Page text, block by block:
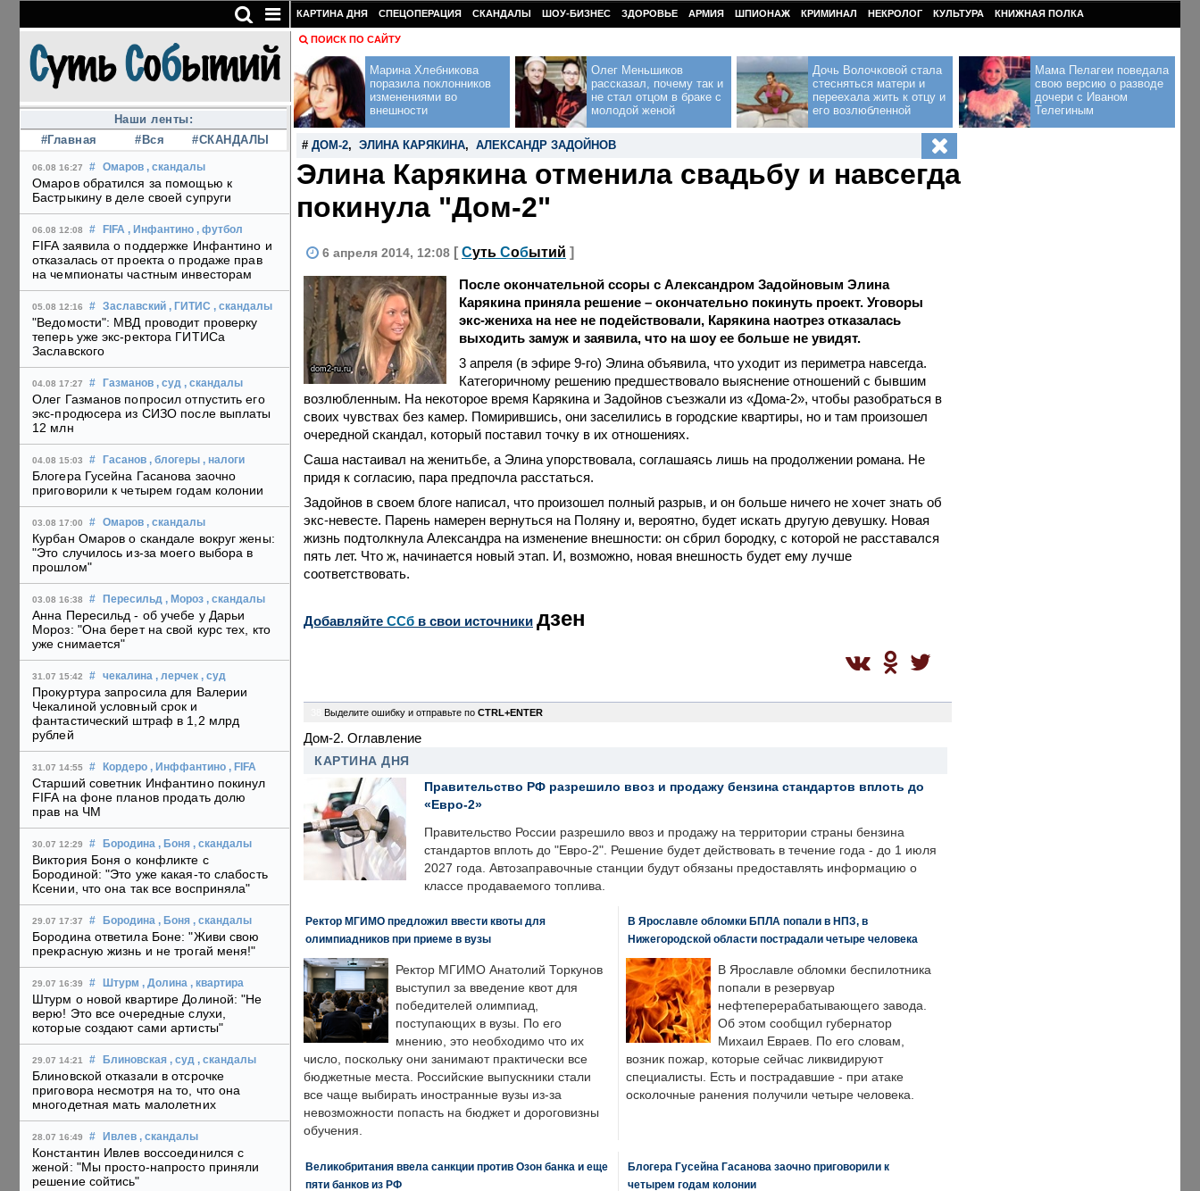
Наши ленты:
#Главная
#Вся #СКАНДАЛЫ
06.08 16:27 # Омаров , скандалы
Омаров обратился за помощью к
Бастрыкину в деле своей супруги
06.08 12:08 # FIFA , Инфантино , футбол
FIFA заявила о поддержке Инфантино и
отказалась от проекта о продаже прав
на чемпионаты частным инвесторам
05.08 12:16 # Заславский , ГИТИС , скандалы
"Ведомости": МВД проводит проверку
теперь уже экс-ректора ГИТИСа
Заславского
04.08 17:27 # Газманов , суд , скандалы
Олег Газманов попросил отпустить его
экс-продюсера из СИЗО после выплаты
12 млн
04.08 15:03 # Гасанов , блогеры , налоги
Блогера Гусейна Гасанова заочно
приговорили к четырем годам колонии
03.08 17:00 # Омаров , скандалы
Курбан Омаров о скандале вокруг жены:
"Это случилось из-за моего выбора в
прошлом"
03.08 16:38 # Пересильд , Мороз , скандалы
Анна Пересильд - об учебе у Дарьи
Мороз: "Она берет на свой курс тех, кто
уже снимается"
31.07 15:42 # чекалина , лерчек , суд
Прокуртура запросила для Валерии
Чекалиной условный срок и
фантастический штраф в 1,2 млрд
рублей
31.07 14:55 # Кордеро , Инффантино , FIFA
Старший советник Инфантино покинул
FIFA на фоне планов продать долю
прав на ЧМ
30.07 12:29 # Бородина , Боня , скандалы
Виктория Боня о конфликте с
Бородиной: "Это уже какая-то слабость
Ксении, что она так все восприняла"
29.07 17:37 # Бородина , Боня , скандалы
Бородина ответила Боне: "Живи свою
прекрасную жизнь и не трогай меня!"
29.07 16:39 # Штурм , Долина , квартира
Штурм о новой квартире Долиной: "Не
верю! Это все очередные слухи,
которые создают сами артисты"
29.07 14:21 # Блиновская , суд , скандалы
Блиновской отказали в отсрочке
приговора несмотря на то, что она
многодетная мать малолетних
28.07 16:49 # Ивлев , скандалы
Константин Ивлев воссоединился с
женой: "Мы просто-напросто приняли
решение сойтись"
КАРТИНА ДНЯ СПЕЦОПЕРАЦИЯ СКАНДАЛЫ ШОУ-БИЗНЕС ЗДОРОВЬЕ АРМИЯ ШПИОНАЖ КРИМИНАЛ НЕКРОЛОГ КУЛЬТУРА КНИЖНАЯ ПОЛКА
ПОИСК ПО САЙТУ
Марина Хлебникова
поразила поклонников
изменениями во
внешности
Олег Меньшиков
рассказал, почему так и
не стал отцом в браке с
молодой женой
Дочь Волочковой стала
стесняться матери и
переехала жить к отцу и
его возлюбленной
Мама Пелагеи поведала
свою версию о разводе
дочери с Иваном
Телегиным
# ДОМ-2, ЭЛИНА КАРЯКИНА, АЛЕКСАНДР ЗАДОЙНОВ
Элина Карякина отменила свадьбу и навсегда
покинула "Дом-2"
6 апреля 2014, 12:08 [ Суть Событий ]
dom2-ru.ru
После окончательной ссоры с Александром Задойновым Элина
Карякина приняла решение – окончательно покинуть проект. Уговоры
экс-жениха на нее не подействовали, Карякина наотрез отказалась
выходить замуж и заявила, что на шоу ее больше не увидят.
3 апреля (в эфире 9-го) Элина объявила, что уходит из периметра навсегда.
Категоричному решению предшествовало выяснение отношений с бывшим
возлюбленным. На некоторое время Карякина и Задойнов съезжали из «Дома-2», чтобы разобраться в
своих чувствах без камер. Помирившись, они заселились в городские квартиры, но и там произошел
очередной скандал, который поставил точку в их отношениях.
Саша настаивал на женитьбе, а Элина упорствовала, соглашаясь лишь на продолжении романа. Не
придя к согласию, пара предпочла расстаться.
Задойнов в своем блоге написал, что произошел полный разрыв, и он больше ничего не хочет знать об
экс-невесте. Парень намерен вернуться на Поляну и, вероятно, будет искать другую девушку. Новая
жизнь подтолкнула Александра на изменение внешности: он сбрил бородку, с которой не расставался
пять лет. Что ж, начинается новый этап. И, возможно, новая внешность будет ему лучше
соответствовать.
Добавляйте CСб в свои источники дзен
Выделите ошибку и отправьте по CTRL+ENTER
Дом-2. Оглавление
КАРТИНА ДНЯ
Правительство РФ разрешило ввоз и продажу бензина стандартов вплоть до
«Евро-2»
Правительство России разрешило ввоз и продажу на территории страны бензина
стандартов вплоть до "Евро-2". Решение будет действовать в течение года - до 1 июля
2027 года. Автозаправочные станции будут обязаны предоставлять информацию о
классе продаваемого топлива.
Ректор МГИМО предложил ввести квоты для
олимпиадников при приеме в вузы
Ректор МГИМО Анатолий Торкунов
выступил за введение квот для
победителей олимпиад,
поступающих в вузы. По его
мнению, это необходимо что их
число, поскольку они занимают практически все
бюджетные места. Российские выпускники стали
все чаще выбирать иностранные вузы из-за
невозможности попасть на бюджет и дороговизны
обучения.
В Ярославле обломки БПЛА попали в НПЗ, в
Нижегородской области пострадали четыре человека
В Ярославле обломки беспилотника
попали в резервуар
нефтеперерабатывающего завода.
Об этом сообщил губернатор
Михаил Евраев. По его словам,
возник пожар, которые сейчас ликвидируют
специалисты. Есть и пострадавшие - при атаке
осколочные ранения получили четыре человека.
Великобритания ввела санкции против Озон банка и еще
пяти банков из РФ
Блогера Гусейна Гасанова заочно приговорили к
четырем годам колонии